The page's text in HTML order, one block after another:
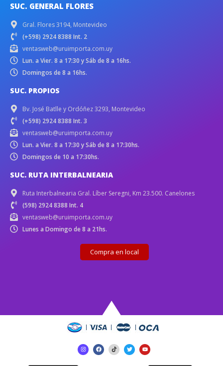
SUC. GENERAL FLORES
Gral. Flores 3194, Montevideo
(+598) 2924 8388 Int. 2
ventasweb@uruimporta.com.uy
Lun. a Vier. 8 a 17:30 y Sáb de 8 a 16hs.
Domingos de 8 a 16hs.
SUC. PROPIOS
Bv. José Batlle y Ordóñez 3293, Montevideo
(+598) 2924 8388 Int. 3
ventasweb@uruimporta.com.uy
Lun. a Vier. 8 a 17:30 y Sáb de 8 a 17:30hs.
Domingos de 10 a 17:30hs.
SUC. RUTA INTERBALNEARIA
Ruta Interbalnearia Gral. Líber Seregni, Km 23.500. Canelones
(598) 2924 8388 Int. 4
ventasweb@uruimporta.com.uy
Lunes a Domingo de 8 a 21hs.
Compra en local